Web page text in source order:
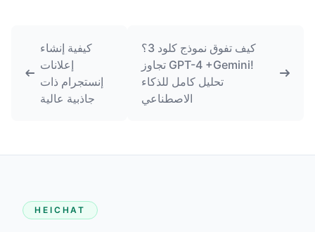
كيفية إنشاء
إعلانات
إنستجرام ذات
جاذبية عالية
كيف تفوق نموذج كلود 3؟
تجاوز GPT-4 +Gemini!
تحليل كامل للذكاء
الاصطناعي
HEICHAT